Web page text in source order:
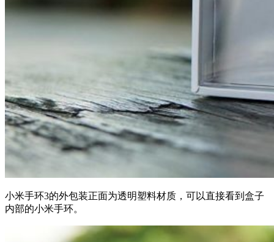
小米手环3的外包装正面为透明塑料材质，可以直接看到盒子
内部的小米手环。